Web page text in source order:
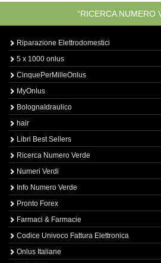
“RICERCA NUMERO
Riparazione Elettrodomestici
5 x 1000 onlus
CinquePerMilleOnlus
MyOnlus
BolognaIdraulico
hair
Libri Best Sellers
Ricerca Numero Verde
Numeri Verdi
Info Numero Verde
Pronto Forex
Farmaci & Farmacie
Codice Univoco Fattura Elettronica
Onlus Italiane